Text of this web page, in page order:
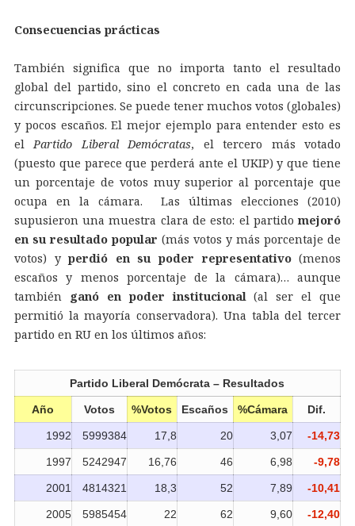
Consecuencias prácticas
También significa que no importa tanto el resultado
global del partido, sino el concreto en cada una de las
circunscripciones. Se puede tener muchos votos (globales)
y pocos escaños. El mejor ejemplo para entender esto es
elPartido Liberal Demócratas, el tercero más votado
(puesto que parece que perderá ante el UKIP) y que tiene
un porcentaje de votos muy superior al porcentaje que
ocupa en la cámara. Las últimas elecciones (2010)
supusieron una muestra clara de esto: el partidomejoró
en su resultado popular (más votos y más porcentaje de
votos) yperdió en su poder representativo(menos
escaños y menos porcentaje de la cámara)… aunque
también ganó en poder institucional(al ser el que
permitió la mayoría conservadora). Una tabla del tercer
partido en RU en los últimos años:
Partido Liberal Demócrata – Resultados
Año Votos %Votos Escaños %Cámara Dif.
1992 5999384 17,8 20 3,07 -14,73
1997 5242947 16,76 46 6,98 -9,78
2001 4814321 18,3 52 7,89 -10,41
2005 5985454 22 62 9,60 -12,40